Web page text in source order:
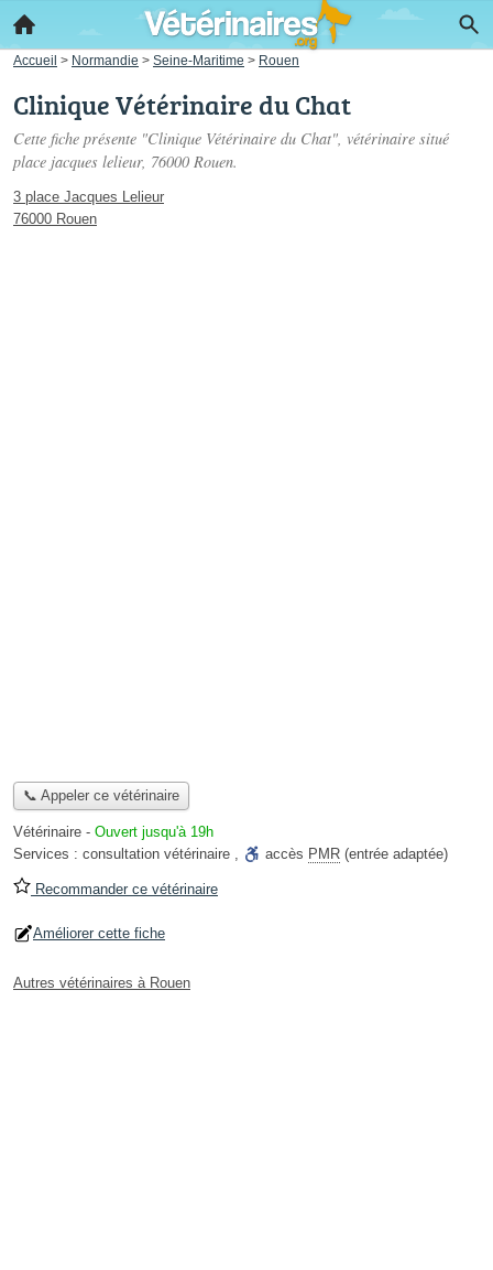
Accueil > Normandie > Seine-Maritime > Rouen
Clinique Vétérinaire du Chat
Cette fiche présente "Clinique Vétérinaire du Chat", vétérinaire situé
place jacques lelieur, 76000 Rouen.
3 place Jacques Lelieur
76000 Rouen
📞 Appeler ce vétérinaire
Vétérinaire - Ouvert jusqu'à 19h
Services : consultation vétérinaire , accès PMR (entrée adaptée)
Recommander ce vétérinaire
Améliorer cette fiche
Autres vétérinaires à Rouen